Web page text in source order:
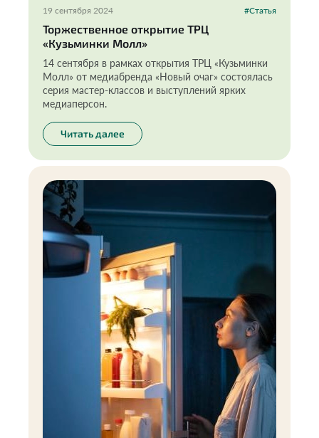
19 сентября 2024 #Статья
Торжественное открытие ТРЦ
«Кузьминки Молл»
14 сентября в рамках открытия ТРЦ «Кузьминки
Молл» от медиабренда «Новый очаг» состоялась
серия мастер-классов и выступлений ярких
медиаперсон.
Читать далее